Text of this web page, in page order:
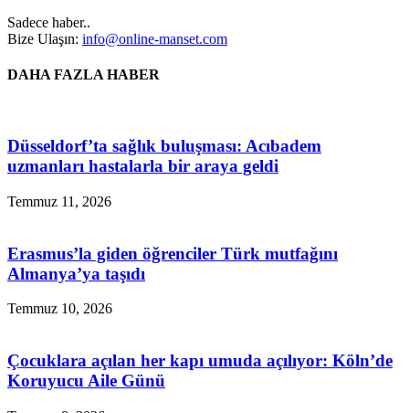
Sadece haber..
Bize Ulaşın: info@online-manset.com
DAHA FAZLA HABER
Düsseldorf’ta sağlık buluşması: Acıbadem
uzmanları hastalarla bir araya geldi
Temmuz 11, 2026
Erasmus’la giden öğrenciler Türk mutfağını
Almanya’ya taşıdı
Temmuz 10, 2026
Çocuklara açılan her kapı umuda açılıyor: Köln’de
Koruyucu Aile Günü